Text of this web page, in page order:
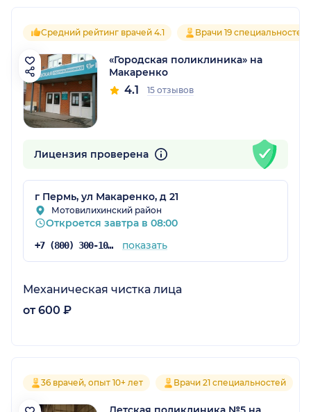
Средний рейтинг врачей 4.1 Врачи 19 специальностей
«Городская поликлиника» на
Макаренко
4.1 15 отзывов
Лицензия проверена
г Пермь, ул Макаренко, д 21
Мотовилихинский район
Откроется завтра в 08:00
+7 (800) 300-10-00 показать
Механическая чистка лица
от 600 ₽
36 врачей, опыт 10+ лет Врачи 21 специальностей